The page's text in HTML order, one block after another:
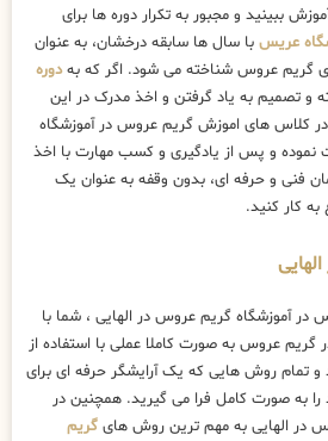
ببینید و مجبور به تکرار دوره ها برای
عریس با سال ها سابقه درخشان، به عنوان
گریم عروس شناخته می شود. اگر که بهدوره
و تصمیم به یاد گرفتن و اخذ مدرک در این
در کلاس های اموزش گریم عروس در آموزشگاه
نموده و پس از یادگیری و کسب مهارت با اخذ
فنی و حرفه ای، بدون وقفه به عنوان یک
کار کنید.
در آموزشگاه گریم عروس در الهایی ، شما با
گریم عروس به صورت کاملا عملی با استفاده از
تمام روش هایی که یک آرایشگر حرفه ای برای
به صورت کامل فرا می گیرید. همچنین در
در الهایی به مهم ترین روش های گریم